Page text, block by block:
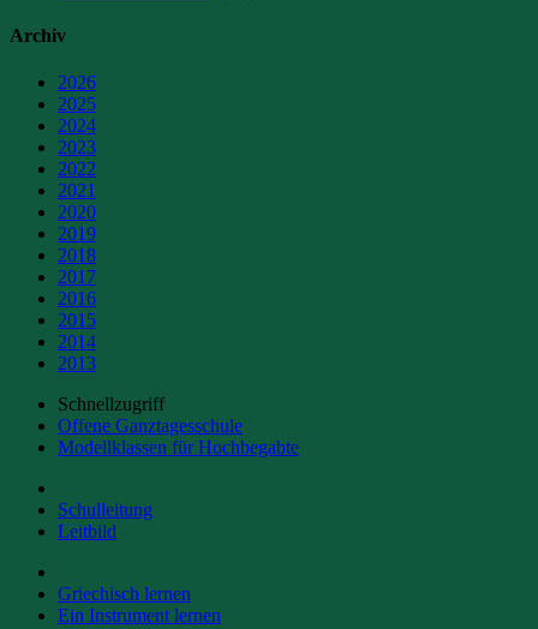
Archiv
2026
2025
2024
2023
2022
2021
2020
2019
2018
2017
2016
2015
2014
2013
Schnellzugriff
Offene Ganztagesschule
Modellklassen für Hochbegabte
Schulleitung
Leitbild
Griechisch lernen
Ein Instrument lernen